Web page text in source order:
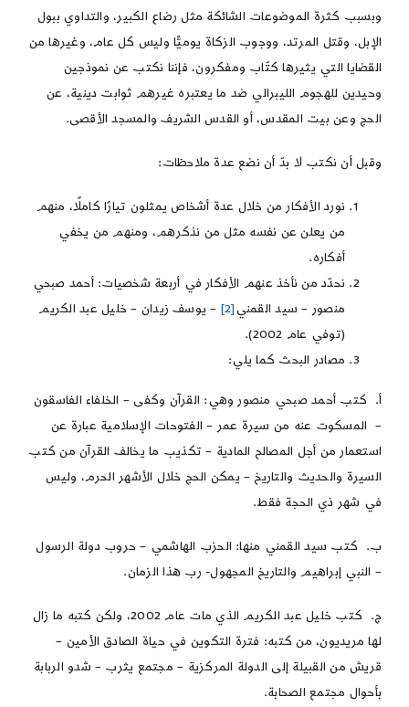
وبسبب كثرة الموضوعات الشائكة مثل رضاع الكبير، والتداوي ببول
الإبل، وقتل المرتد، ووجوب الزكاة يوميًّا وليس كل عام، وغيرها من
القضايا التي يثيرها كتّاب ومفكرون، فإننا نكتب عن نموذجين
وحيدين للهجوم الليبرالي ضد ما يعتبره غيرهم ثوابت دينية، عن
الحج وعن بيت المقدس، أو القدس الشريف والمسجد الأقصى.
وقبل أن نكتب لا بدّ أن نضع عدة ملاحظات:
نورد الأفكار من خلال عدة أشخاص يمثلون تيارًا كاملًا، منهم
من يعلن عن نفسه مثل من نذكرهم، ومنهم من يخفي
أفكاره.
نحدّد من نأخذ عنهم الأفكار في أربعة شخصيات: أحمد صبحي
منصور – سيد القمني[2]
– يوسف زيدان – خليل عبد الكريم
(توفي عام 2002).
مصادر البحث كما يلي:
أ. كتب أحمد صبحي منصور وهي: القرآن وكفى – الخلفاء الفاسقون
– المسكوت عنه من سيرة عمر – الفتوحات الإسلامية عبارة عن
استعمار من أجل المصالح المادية – تكذيب ما يخالف القرآن من كتب
السيرة والحديث والتاريخ – يمكن الحج خلال الأشهر الحرم، وليس
في شهر ذي الحجة فقط.
ب. كتب سيد القمني منها: الحزب الهاشمي – حروب دولة الرسول
– النبي إبراهيم والتاريخ المجهول- رب هذا الزمان.
ج. كتب خليل عبد الكريم الذي مات عام 2002، ولكن كتبه ما زال
لها مريديون، من كتبه: فترة التكوين في حياة الصادق الأمين –
قريش من القبيلة إلى الدولة المركزية – مجتمع يثرب – شدو الربابة
بأحوال مجتمع الصحابة.